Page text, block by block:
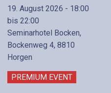
19. August 2026 - 18:00
bis 22:00
Seminarhotel Bocken,
Bockenweg 4, 8810
Horgen
PREMIUM EVENT